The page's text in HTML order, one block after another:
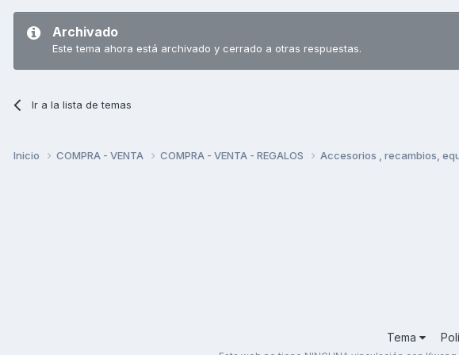
Archivado
Este tema ahora está archivado y cerrado a otras respuestas.
Ir a la lista de temas
Inicio COMPRA - VENTA COMPRA - VENTA - REGALOS Accesorios , recambios,
Tema